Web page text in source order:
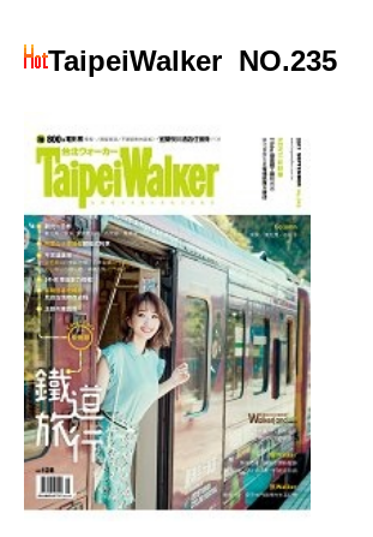
TaipeiWalker NO.235